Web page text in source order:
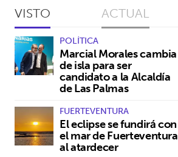
VISTO ACTUAL
POLÍTICA
Marcial Morales cambia
de isla para ser
candidato a la Alcaldía
de Las Palmas
FUERTEVENTURA
El eclipse se fundirá con
el mar de Fuerteventura
al atardecer